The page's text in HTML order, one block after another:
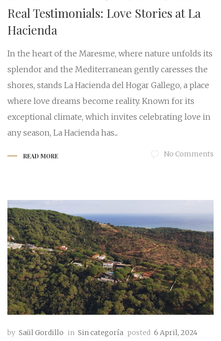
Real Testimonials: Love Stories at La
Hacienda
In the heart of the Maresme, where nature unfolds its
splendor and the Mediterranean gently caresses the
shores, stands La Hacienda del Hogar Gallego, a place
where love dreams become reality. Known for its
exceptional climate, which invites celebrating love in
any season, La Hacienda has...
READ MORE No Comments
by Saül Gordillo in Sin categoría posted 6 April, 2024